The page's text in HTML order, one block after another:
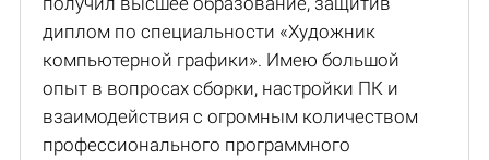
диплом по специальности «Художник
компьютерной графики». Имею большой
опыт в вопросах сборки, настройки ПК и
взаимодействия с огромным количеством
профессионального программного